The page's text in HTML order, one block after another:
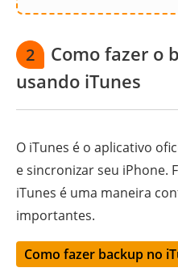
2
Como fazer o
usando iTunes
O iTunes é o aplicativo
e sincronizar seu iPhone.
iTunes é uma maneira
importantes.
Como fazer backup no